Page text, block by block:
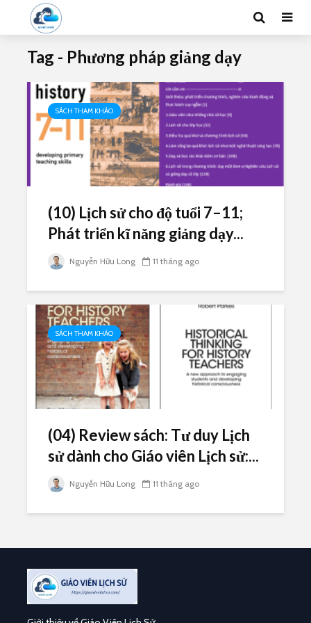
Tag - Phương pháp giảng dạy
SÁCH THAM KHẢO
(10) Lịch sử cho độ tuổi 7–11;
Phát triển kĩ năng giảng dạy...
Nguyễn Hữu Long 11 tháng ago
SÁCH THAM KHẢO
(04) Review sách: Tư duy Lịch
sử dành cho Giáo viên Lịch sử:...
Nguyễn Hữu Long 11 tháng ago